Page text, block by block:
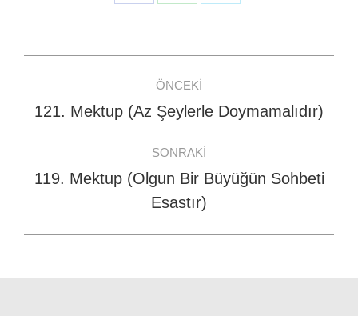
navigation
ÖNCEKI
Previous
121. Mektup (Az Şeylerle Doymamalıdır)
SONRAKI
Next
post:
119. Mektup (Olgun Bir Büyüğün Sohbeti
Esastır)